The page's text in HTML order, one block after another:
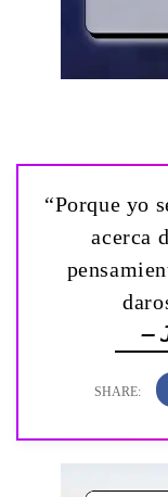
“Porque yo
acerca
—